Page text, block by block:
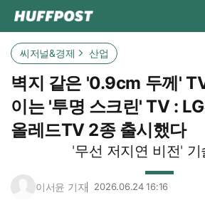
씨저널&경제 산업
벽지 같은 '0.9cm 두께'
이는 '투명 스크린' TV :
올레드TV 2종 출시했다
'무선 저지연 비전' 기
이서윤 기자 2026.06.24 16:16